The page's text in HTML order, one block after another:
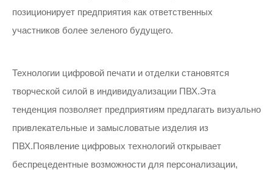
позиционирует предприятия как ответственных
участников более зеленого будущего.
Технологии цифровой печати и отделки становятся
творческой силой в индивидуализации ПВХ.Эта
тенденция позволяет предприятиям предлагать визуально
привлекательные и замысловатые изделия из
ПВХ.Появление цифровых технологий открывает
беспрецедентные возможности для персонализации,